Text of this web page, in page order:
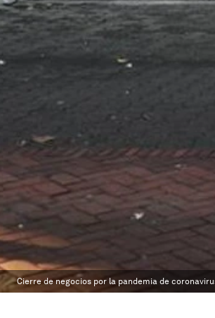
Cierre de negocios por la pandemia de